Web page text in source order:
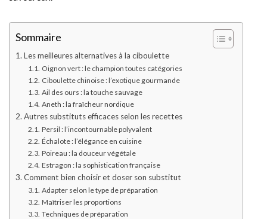
Sommaire
Les meilleures alternatives à la ciboulette
Oignon vert : le champion toutes catégories
Ciboulette chinoise : l’exotique gourmande
Ail des ours : la touche sauvage
Aneth : la fraîcheur nordique
Autres substituts efficaces selon les recettes
Persil : l’incontournable polyvalent
Échalote : l’élégance en cuisine
Poireau : la douceur végétale
Estragon : la sophistication française
Comment bien choisir et doser son substitut
Adapter selon le type de préparation
Maîtriser les proportions
Techniques de préparation